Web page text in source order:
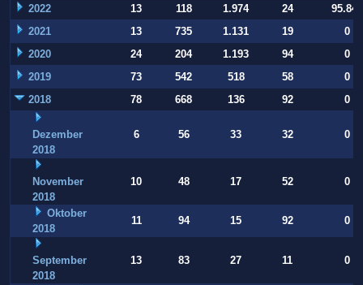
2022
13 118 1.974 24
95.847
2021
13 735 1.131 19
0
2020
24 204 1.193 94
0
2019
73 542 518 58
0
2018
78 668 136 92 0
Dezember
2018
6 56 33 32 0
November
2018
10 48 17 52 0
Oktober
2018
11 94 15 92 0
September
2018
13 83 27 11 0